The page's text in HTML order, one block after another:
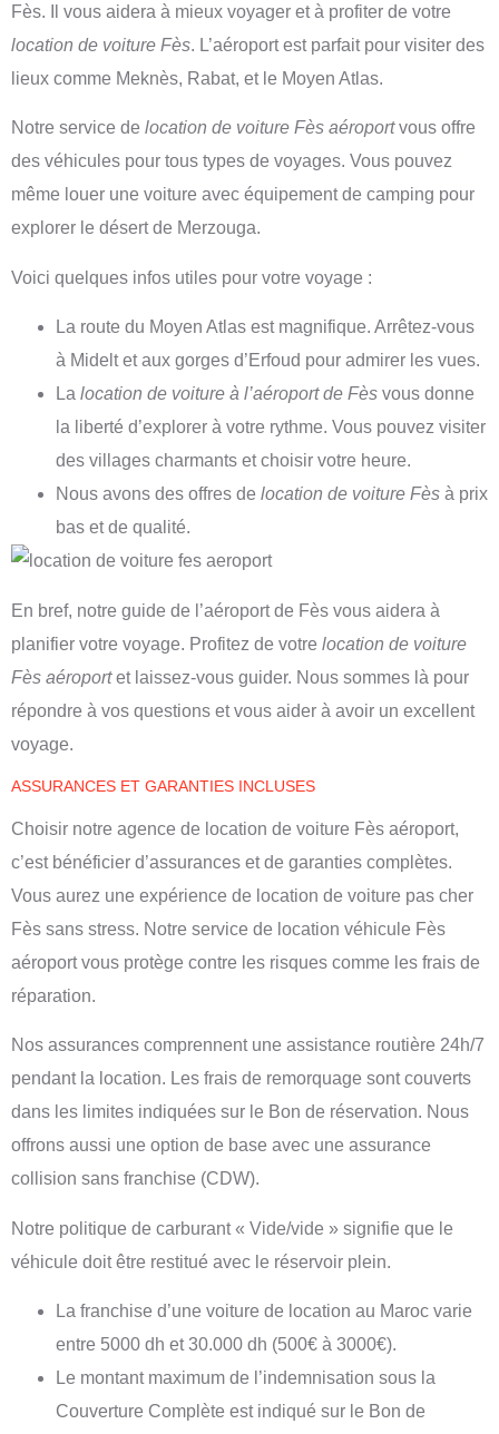
Fès. Il vous aidera à mieux voyager et à profiter de votre
location de voiture Fès. L’aéroport est parfait pour visiter des
lieux comme Meknès, Rabat, et le Moyen Atlas.
Notre service de location de voiture Fès aéroportvous offre
des véhicules pour tous types de voyages. Vous pouvez
même louer une voiture avec équipement de camping pour
explorer le désert de Merzouga.
Voici quelques infos utiles pour votre voyage :
La route du Moyen Atlas est magnifique. Arrêtez-vous
à Midelt et aux gorges d’Erfoud pour admirer les vues.
La location de voiture à l’aéroport de Fès vous donne
la liberté d’explorer à votre rythme. Vous pouvez visiter
des villages charmants et choisir votre heure.
Nous avons des offres de location de voiture Fès à prix
bas et de qualité.
En bref, notre guide de l’aéroport de Fès vous aidera à
planifier votre voyage. Profitez de votre location de voiture
Fès aéroportet laissez-vous guider. Nous sommes là pour
répondre à vos questions et vous aider à avoir un excellent
voyage.
ASSURANCES ET GARANTIES INCLUSES
Choisir notre agence de location de voiture Fès aéroport,
c’est bénéficier d’assurances et de garanties complètes.
Vous aurez une expérience de location de voiture pas cher
Fès sans stress. Notre service de location véhicule Fès
aéroportvous protège contre les risques comme les frais de
réparation.
Nos assurances comprennent une assistance routière 24h/7
pendant la location. Les frais de remorquage sont couverts
dans les limites indiquées sur le Bon de réservation. Nous
offrons aussi une option de base avec une assurance
collision sans franchise (CDW).
Notre politique de carburant « Vide/vide » signifie que le
véhicule doit être restitué avec le réservoir plein.
La franchise d’une voiture de location au Maroc varie
entre 5000 dh et 30.000 dh (500€ à 3000€).
Le montant maximum de l’indemnisation sous la
Couverture Complète est indiqué sur le Bon de